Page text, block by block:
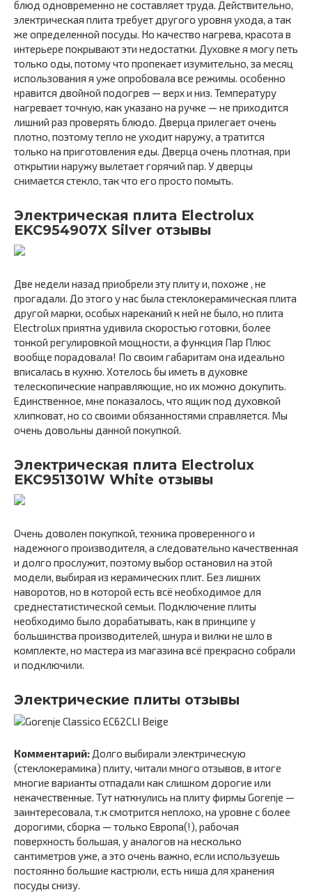
блюд одновременно не составляет труда. Действительно,
электрическая плита требует другого уровня ухода, а так
же определенной посуды. Но качество нагрева, красота в
интерьере покрывают эти недостатки. Духовке я могу петь
только оды, потому что пропекает изумительно, за месяц
использования я уже опробовала все режимы. особенно
нравится двойной подогрев — верх и низ. Температуру
нагревает точную, как указано на ручке — не приходится
лишний раз проверять блюдо. Дверца прилегает очень
плотно, поэтому тепло не уходит наружу, а тратится
только на приготовления еды. Дверца очень плотная, при
открытии наружу вылетает горячий пар. У дверцы
снимается стекло, так что его просто помыть.
Электрическая плита Electrolux
EKC954907X Silver отзывы
Две недели назад приобрели эту плиту и, похоже , не
прогадали. До этого у нас была стеклокерамическая плита
другой марки, особых нареканий к ней не было, но плита
Electrolux приятна удивила скоростью готовки, более
тонкой регулировкой мощности, а функция Пар Плюс
вообще порадовала! По своим габаритам она идеально
вписалась в кухню. Хотелось бы иметь в духовке
телескопические направляющие, но их можно докупить.
Единственное, мне показалось, что ящик под духовкой
хлипковат, но со своими обязанностями справляется. Мы
очень довольны данной покупкой.
Электрическая плита Electrolux
EKC951301W White отзывы
Очень доволен покупкой, техника проверенного и
надежного производителя, а следовательно качественная
и долго прослужит, поэтому выбор остановил на этой
модели, выбирая из керамических плит. Без лишних
наворотов, но в которой есть всё необходимое для
среднестатистической семьи. Подключение плиты
необходимо было дорабатывать, как в принципе у
большинства производителей, шнура и вилки не шло в
комплекте, но мастера из магазина всё прекрасно собрали
и подключили.
Электрические плиты отзывы
Комментарий: Долго выбирали электрическую
(стеклокерамика) плиту, читали много отзывов, в итоге
многие варианты отпадали как слишком дорогие или
некачественные. Тут наткнулись на плиту фирмы Gorenje —
заинтересовала, т.к смотрится неплохо, на уровне с более
дорогими, сборка — только Европа(!), рабочая
поверхность большая, у аналогов на несколько
сантиметров уже, а это очень важно, если используешь
постоянно большие кастрюли, есть ниша для хранения
посуды снизу.